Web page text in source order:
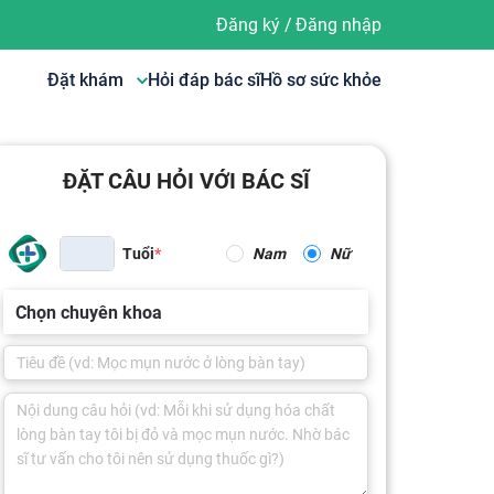
Đăng ký/ Đăng nhập
Đặt khám Hỏi đáp bác sĩHồ sơ sức khỏe
ĐẶT CÂU HỎI VỚI BÁC SĨ
Tuổi Nam Nữ
Chọn chuyên khoa